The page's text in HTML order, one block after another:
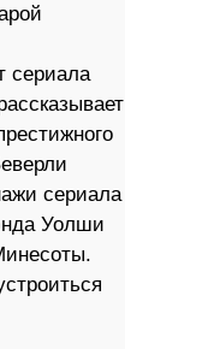
сериала
сериала
Уолши